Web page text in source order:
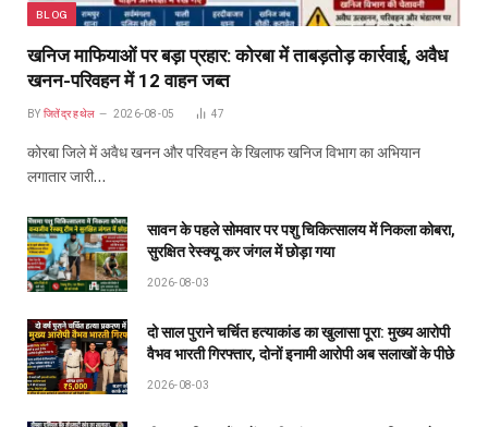
BLOG
खनिज माफियाओं पर बड़ा प्रहार: कोरबा में ताबड़तोड़ कार्रवाई, अवैध
खनन-परिवहन में 12 वाहन जब्त
BY जितेंद्र हथेल 2026-08-05 47
कोरबा जिले में अवैध खनन और परिवहन के खिलाफ खनिज विभाग का अभियान
लगातार जारी…
सावन के पहले सोमवार पर पशु चिकित्सालय में निकला कोबरा,
सुरक्षित रेस्क्यू कर जंगल में छोड़ा गया
2026-08-03
दो साल पुराने चर्चित हत्याकांड का खुलासा पूरा: मुख्य आरोपी
वैभव भारती गिरफ्तार, दोनों इनामी आरोपी अब सलाखों के पीछे
2026-08-03